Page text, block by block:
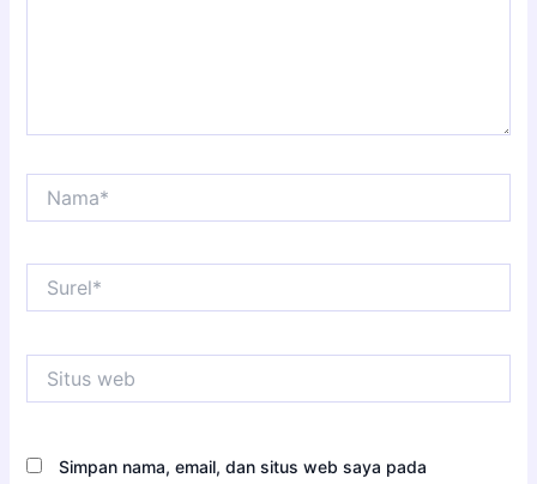
web
Simpan nama, email, dan situs web saya pada